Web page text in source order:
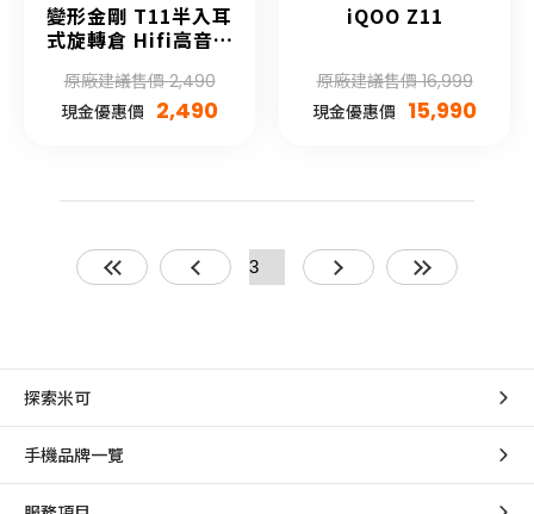
變形金剛 T11半入耳
式旋轉倉 Hifi高音質
原廠建議售價 2,490
現金優惠價 2,490
iQOO Z11
原廠建議售價 16,999
現金優惠價 15,990
探索米可
手機品牌一覽